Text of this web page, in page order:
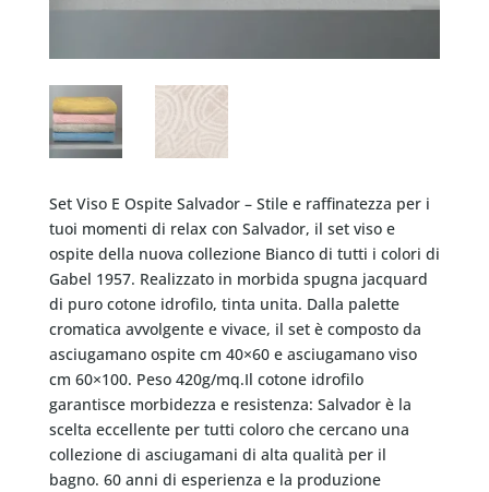
Set Viso E Ospite Salvador – Stile e raffinatezza per i
tuoi momenti di relax con Salvador, il set viso e
ospite della nuova collezione Bianco di tutti i colori di
Gabel 1957. Realizzato in morbida spugna jacquard
di puro cotone idrofilo, tinta unita. Dalla palette
cromatica avvolgente e vivace, il set è composto da
asciugamano ospite cm 40×60 e asciugamano viso
cm 60×100. Peso 420g/mq.Il cotone idrofilo
garantisce morbidezza e resistenza: Salvador è la
scelta eccellente per tutti coloro che cercano una
collezione di asciugamani di alta qualità per il
bagno. 60 anni di esperienza e la produzione